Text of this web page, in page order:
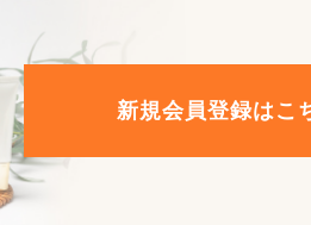
新規会員登録はこ